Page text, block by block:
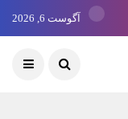
آگوست 6, 2026